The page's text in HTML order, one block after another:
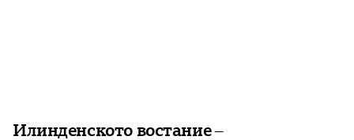
Илинденското востание –